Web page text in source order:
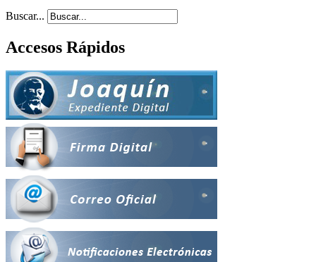
Buscar...
Accesos Rápidos